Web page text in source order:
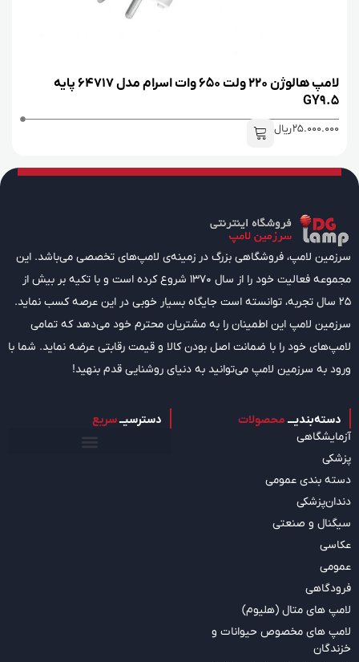
لامپ هالوژن 220 ولت 650 وات اسرام مدل 64717 پایه
GY9.5
25.000.000ریال
سرزمین لامپ، فروشگاهی بزرگ در زمینه‌ی لامپ‌های تخصصی می‌باشد. این
مجموعه فعالیت خود را از سال 1370 شروع کرده است و با تکیه بر بیش از
25 سال تجربه، توانسته است جایگاه بسیار خوبی در این عرصه کسب نماید.
سرزمین لامپ این اطمینان را به مشتریان محترم خود می‌دهد که تمامی
لامپ‌های خود را با ضمانت اصل بودن کالا و قیمت رقابتی عرضه نماید. شما با
ورود به سرزمین لامپ می‌توانید به دنیای روشنایی قدم بنهید!
دسته‌بندیـــ محصولات
آزمایشگاهی
پزشکی
دسته بندی عمومی
دندان‌پزشکی
سیگنال و صنعتی
عکاسی
عمومی
فرودگاهی
لامپ های متال (هلیوم)
لامپ های مخصوص حیوانات و
خزندگان
دسترسیــسریع